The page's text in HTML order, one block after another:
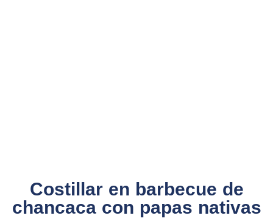
Costillar en barbecue de
chancaca con papas nativas